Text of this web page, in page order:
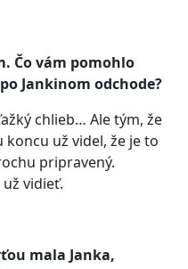
Čo vám pomohlo
Jankinom odchode?
chlieb… Ale tým, že
koncu už videl, že je to
pripravený.
vidieť.
mala Janka,